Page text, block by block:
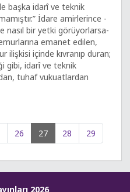
başka idarî ve teknik
İdare amirlerince -
nasıl bir yetki görüyorlarsa-
emanet edilen,
ilişkisi içinde kıvranıp duran;
gibi, idarî ve teknik
tuhaf vukuatlardan
26 27 28 29
2026